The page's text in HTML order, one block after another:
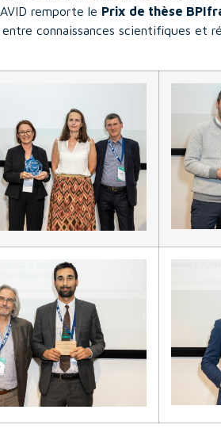
remporte le Prix de thèse
connaissances scientifiques et